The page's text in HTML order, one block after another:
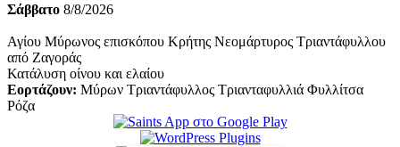
Σάββατο 8/8/2026
Αγίου Μύρωνος επισκόπου Κρήτης Νεομάρτυρος Τριαντάφυλλου
από Ζαγοράς
Κατάλυση οίνου και ελαίου
Εορτάζουν: Μύρων Τριαντάφυλλος Τριανταφυλλιά Φυλλίτσα
Ρόζα